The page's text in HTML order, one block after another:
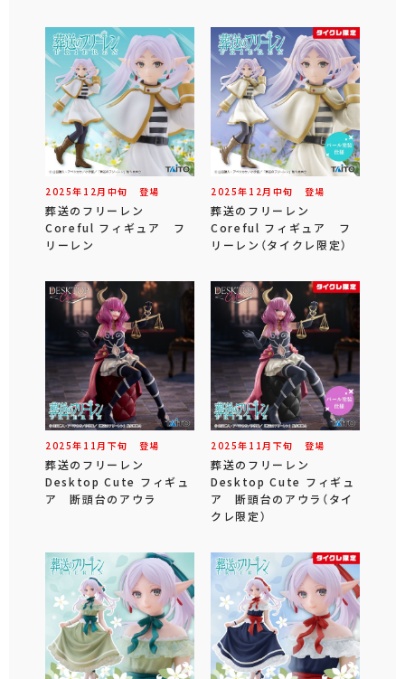
2025年 12 月 中旬 登場
葬送のフリーレン
Coreful フィギュア フ
リーレン
2025年 12 月 中旬 登場
葬送のフリーレン
Coreful フィギュア フ
リーレン（タイクレ限定）
2025年 11 月 下旬 登場
葬送のフリーレン
Desktop Cute フィギュ
ア 断頭台のアウラ
2025年 11 月 下旬 登場
葬送のフリーレン
Desktop Cute フィギュ
ア 断頭台のアウラ（タイ
クレ限定）